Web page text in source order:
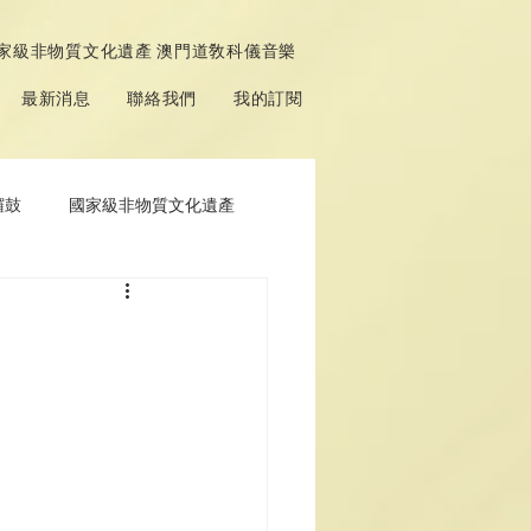
級非物質文化遺產 澳門道敎科儀音樂
最新消息 聯絡我們 我的訂閱
鼓 國家級非物質文化遺產